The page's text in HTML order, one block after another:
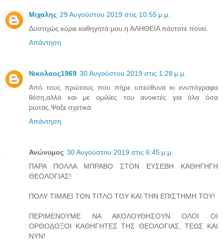
Μιχαλης 29 Αυγούστου 2019 στις 10:55 μ.μ.
Δυστιχώς κύριε καθηγητά μου η ΑΛΗΘΕΙΑ πάντοτε πονεί.
Απάντηση
Νικολαος1969 30 Αυγούστου 2019 στις 1:28 μ.μ.
Από τους πρώτους που πήρε υπεύθυνα κι ενυπόγραφα
θέση,αλλά και με ομιλίες του ανοικτές για όλα όσα
ρωτάς.Ψαξε σχετικά
Απάντηση
Ανώνυμος 30 Αυγούστου 2019 στις 6:45 μ.μ.
ΠΑΡΑ ΠΟΛΛΑ ΜΠΡΑΒΟ ΣΤΟΝ ΕΥΣΕΒΗ ΚΑΘΗΓΗΓΗ
ΘΕΟΛΟΓΙΑΣ!
ΠΟΛΥ ΤΙΜΑΕΙ ΤΟΝ ΤΙΤΛΟ ΤΟΥ ΚΑΙ ΤΗΝ ΕΠΙΣΤΗΜΗ ΤΟΥ!
ΠΕΡΙΜΕΝΟΥΜΕ ΝΑ ΑΚΟΛΟΥΘΗΣΟΥΝ ΟΛΟΙ ΟΙ
ΟΡΘΟΔΟΞΟΙ ΚΑΘΗΓΗΤΕΣ ΤΗΣ ΘΕΟΛΟΓΙΑΣ, ΤΕΩΣ ΚΑΙ
ΝΥΝ!